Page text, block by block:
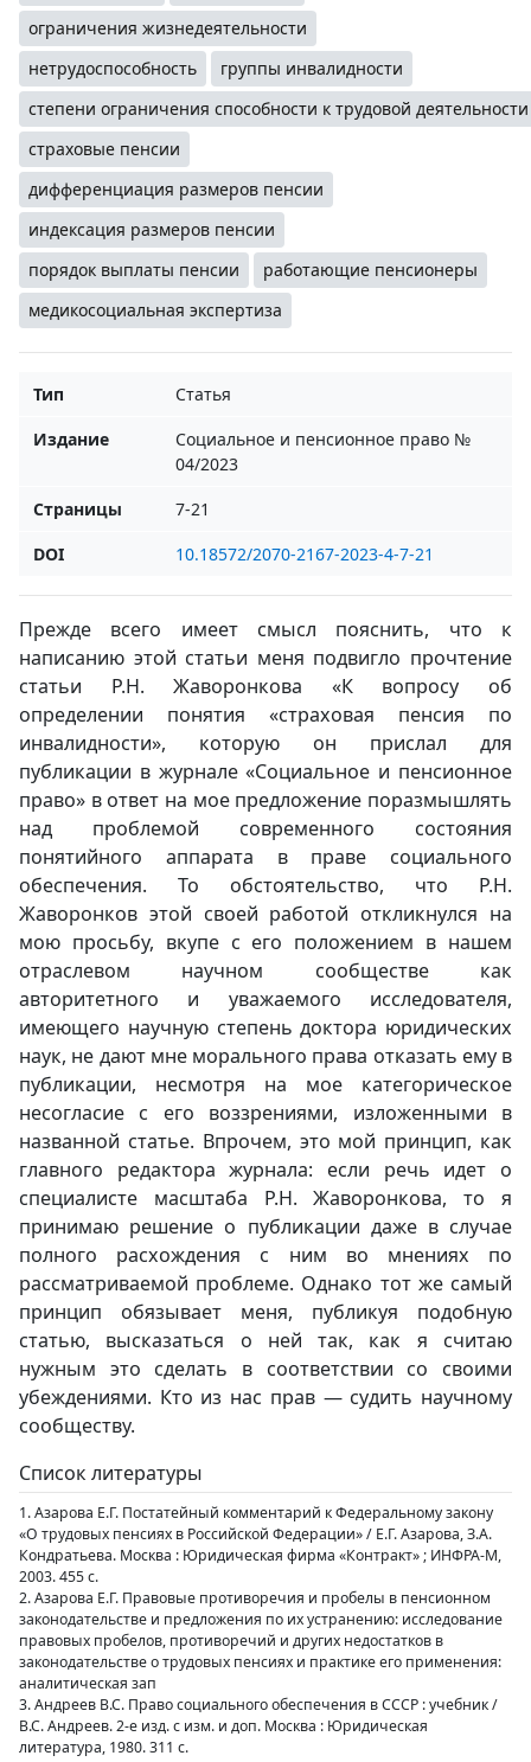
ограничения жизнедеятельности
нетрудоспособность
группы инвалидности
степени ограничения способности к трудовой деятельности
страховые пенсии
дифференциация размеров пенсии
индексация размеров пенсии
порядок выплаты пенсии
работающие пенсионеры
медикосоциальная экспертиза
Тип
Статья
Издание
Социальное и пенсионное право №
04/2023
Страницы
7-21
DOI
10.18572/2070-2167-2023-4-7-21
Прежде всего имеет смысл пояснить, что к
написанию этой статьи меня подвигло прочтение
статьи Р.Н. Жаворонкова «К вопросу об
определении понятия «страховая пенсия по
инвалидности», которую он прислал для
публикации в журнале «Социальное и пенсионное
право» в ответ на мое предложение поразмышлять
над проблемой современного состояния
понятийного аппарата в праве социального
обеспечения. То обстоятельство, что Р.Н.
Жаворонков этой своей работой откликнулся на
мою просьбу, вкупе с его положением в нашем
отраслевом научном сообществе как
авторитетного и уважаемого исследователя,
имеющего научную степень доктора юридических
наук, не дают мне морального права отказать ему в
публикации, несмотря на мое категорическое
несогласие с его воззрениями, изложенными в
названной статье. Впрочем, это мой принцип, как
главного редактора журнала: если речь идет о
специалисте масштаба Р.Н. Жаворонкова, то я
принимаю решение о публикации даже в случае
полного расхождения с ним во мнениях по
рассматриваемой проблеме. Однако тот же самый
принцип обязывает меня, публикуя подобную
статью, высказаться о ней так, как я считаю
нужным это сделать в соответствии со своими
убеждениями. Кто из нас прав — судить научному
сообществу.
Список литературы
1. Азарова Е.Г. Постатейный комментарий к Федеральному закону
«О трудовых пенсиях в Российской Федерации» / Е.Г. Азарова, З.А.
Кондратьева. Москва : Юридическая фирма «Контракт» ; ИНФРА-М,
2003. 455 с.
2. Азарова Е.Г. Правовые противоречия и пробелы в пенсионном
законодательстве и предложения по их устранению: исследование
правовых пробелов, противоречий и других недостатков в
законодательстве о трудовых пенсиях и практике его применения:
аналитическая зап
3. Андреев В.С. Право социального обеспечения в СССР : учебник /
В.С. Андреев. 2-е изд. с изм. и доп. Москва : Юридическая
литература, 1980. 311 с.